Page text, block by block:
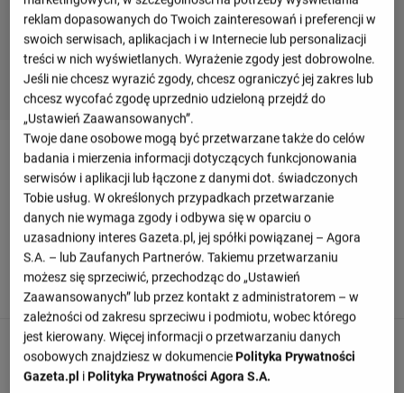
Relacja z meczu Atletico Tucuman - Tigre
Odśwież
90+ 5'
To już wszystko! Sędzia odgwizduje koniec meczu.
90
Nicolas Lamendola schodzi z boiska i zastępuje go Alexis
reklam dopasowanych do Twoich zainteresowań i preferencji w
swoich serwisach, aplikacjach i w Internecie lub personalizacji
treści w nich wyświetlanych. Wyrażenie zgody jest dobrowolne.
Jeśli nie chcesz wyrazić zgody, chcesz ograniczyć jej zakres lub
chcesz wycofać zgodę uprzednio udzieloną przejdź do
„Ustawień Zaawansowanych”.
Twoje dane osobowe mogą być przetwarzane także do celów
badania i mierzenia informacji dotyczących funkcjonowania
serwisów i aplikacji lub łączone z danymi dot. świadczonych
Tobie usług. W określonych przypadkach przetwarzanie
danych nie wymaga zgody i odbywa się w oparciu o
uzasadniony interes Gazeta.pl, jej spółki powiązanej – Agora
S.A. – lub Zaufanych Partnerów. Takiemu przetwarzaniu
możesz się sprzeciwić, przechodząc do „Ustawień
Zaawansowanych” lub przez kontakt z administratorem – w
zależności od zakresu sprzeciwu i podmiotu, wobec którego
jest kierowany. Więcej informacji o przetwarzaniu danych
osobowych znajdziesz w dokumenciePolityka Prywatności
Gazeta.pl iPolityka Prywatności Agora S.A.